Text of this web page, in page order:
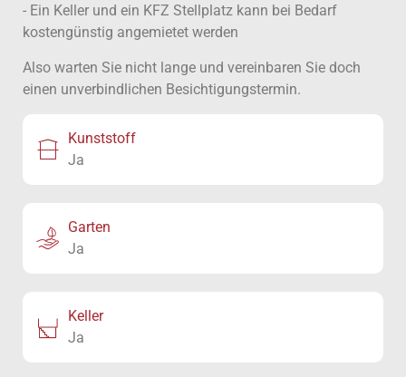
- Ein Keller und ein KFZ Stellplatz kann bei Bedarf
kostengünstig angemietet werden
Also warten Sie nicht lange und vereinbaren Sie doch
einen unverbindlichen Besichtigungstermin.
Kunststoff
Ja
Garten
Ja
Keller
Ja